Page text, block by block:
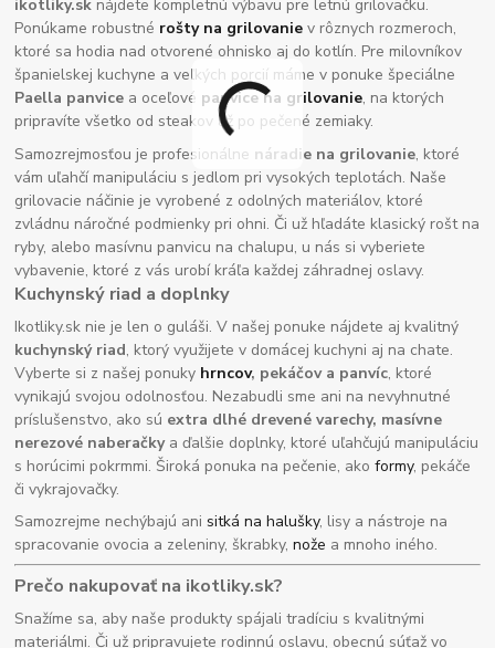
ikotliky.sk nájdete kompletnú výbavu pre letnú grilovačku.
Ponúkame robustné rošty na grilovanie v rôznych rozmeroch,
ktoré sa hodia nad otvorené ohnisko aj do kotlín. Pre milovníkov
španielskej kuchyne a veľkých porcií máme v ponuke špeciálne
Paella panvice a oceľové panvice na grilovanie, na ktorých
pripravíte všetko od steakov až po pečené zemiaky.
Samozrejmosťou je profesionálne náradie na grilovanie, ktoré
vám uľahčí manipuláciu s jedlom pri vysokých teplotách. Naše
grilovacie náčinie je vyrobené z odolných materiálov, ktoré
zvládnu náročné podmienky pri ohni. Či už hľadáte klasický rošt na
ryby, alebo masívnu panvicu na chalupu, u nás si vyberiete
vybavenie, ktoré z vás urobí kráľa každej záhradnej oslavy.
Kuchynský riad a doplnky
Ikotliky.sk nie je len o guláši. V našej ponuke nájdete aj kvalitný
kuchynský riad, ktorý využijete v domácej kuchyni aj na chate.
Vyberte si z našej ponuky hrncov, pekáčov a panvíc, ktoré
vynikajú svojou odolnosťou. Nezabudli sme ani na nevyhnutné
príslušenstvo, ako sú extra dlhé drevené varechy, masívne
nerezové naberačkya ďalšie doplnky, ktoré uľahčujú manipuláciu
s horúcimi pokrmmi. Široká ponuka na pečenie, akoformy, pekáče
či vykrajovačky.
Samozrejme nechýbajú anisitká na halušky, lisy a nástroje na
spracovanie ovocia a zeleniny, škrabky,nože a mnoho iného.
Prečo nakupovať na ikotliky.sk?
Snažíme sa, aby naše produkty spájali tradíciu s kvalitnými
materiálmi. Či už pripravujete rodinnú oslavu, obecnú súťaž vo